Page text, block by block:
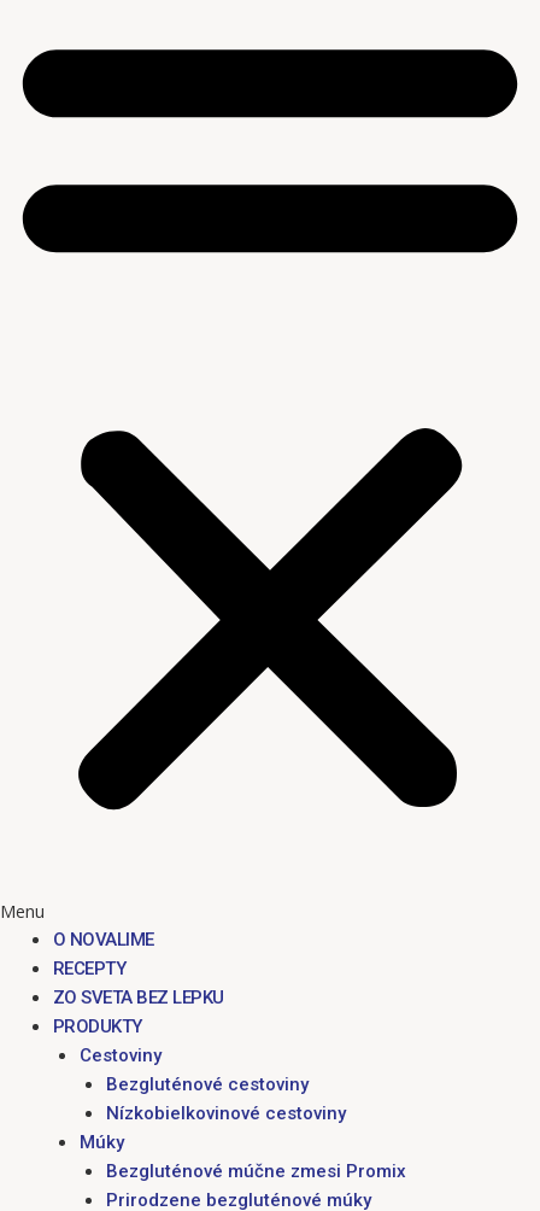
Menu
O NOVALIME
RECEPTY
ZO SVETA BEZ LEPKU
PRODUKTY
Cestoviny
Bezgluténové cestoviny
Nízkobielkovinové cestoviny
Múky
Bezgluténové múčne zmesi Promix
Prirodzene bezgluténové múky